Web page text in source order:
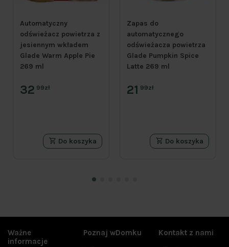
Automatyczny
odświeżacz powietrza z
jesiennym wkładem
Glade Warm Apple Pie
269 ml
32 99zł
Do koszyka
Zapas do
automatycznego
odświeżacza powietrza
Glade Pumpkin Spice
Latte 269 ml
21 99zł
Do koszyka
Cena
Ważne
informacje
Poznaj wDomku Kontakt z nami